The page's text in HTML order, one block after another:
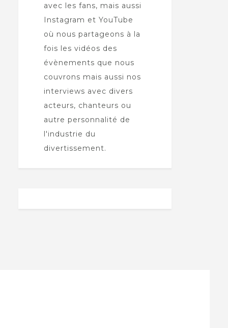
avec les fans, mais aussi
Instagram et YouTube
où nous partageons à la
fois les vidéos des
évènements que nous
couvrons mais aussi nos
interviews avec divers
acteurs, chanteurs ou
autre personnalité de
l'industrie du
divertissement.